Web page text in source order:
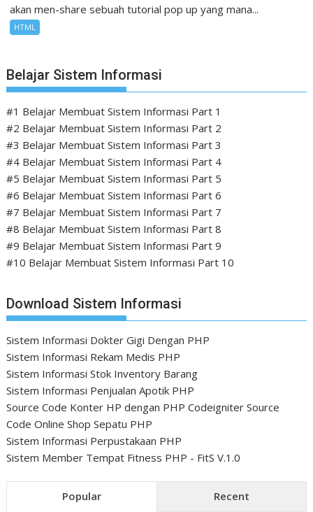
akan men-share sebuah tutorial pop up yang mana...
HTML
Belajar Sistem Informasi
#1 Belajar Membuat Sistem Informasi Part 1
#2 Belajar Membuat Sistem Informasi Part 2
#3 Belajar Membuat Sistem Informasi Part 3
#4 Belajar Membuat Sistem Informasi Part 4
#5 Belajar Membuat Sistem Informasi Part 5
#6 Belajar Membuat Sistem Informasi Part 6
#7 Belajar Membuat Sistem Informasi Part 7
#8 Belajar Membuat Sistem Informasi Part 8
#9 Belajar Membuat Sistem Informasi Part 9
#10 Belajar Membuat Sistem Informasi Part 10
Download Sistem Informasi
Sistem Informasi Dokter Gigi Dengan PHP
Sistem Informasi Rekam Medis PHP
Sistem Informasi Stok Inventory Barang
Sistem Informasi Penjualan Apotik PHP
Source Code Konter HP dengan PHP Codeigniter Source
Code Online Shop Sepatu PHP
Sistem Informasi Perpustakaan PHP
Sistem Member Tempat Fitness PHP - FitS V.1.0
Popular Recent